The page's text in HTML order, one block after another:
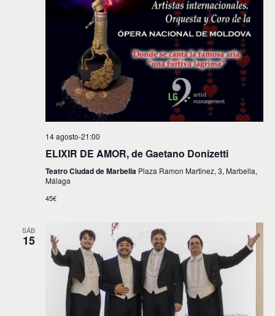
14 agosto-21:00
ELIXIR DE AMOR, de Gaetano Donizetti
Teatro Ciudad de Marbella Plaza Ramon Martinez, 3, Marbella,
Málaga
45€
SÁB
15